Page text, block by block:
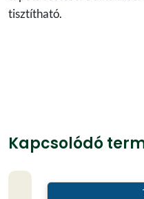
tisztítható.
Kapcsolódó